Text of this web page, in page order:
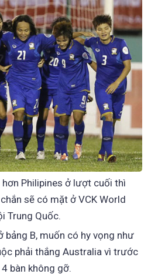
hơn Philipines ở lượt cuối thì
sẽ có mặt ở VCK World
Trung Quốc.
B, muốn có hy vọng như
phải thắng Australia vì trước
bàn không gỡ.